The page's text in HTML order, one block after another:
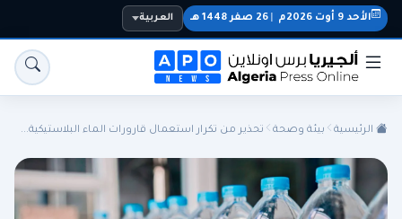
الأحد 9 أوت 2026م 26 صفر 1448 هـ العربية
الرئيسية بيئة وصحة تحذير من تكرار استعمال قارورات الماء البلاستيكية...